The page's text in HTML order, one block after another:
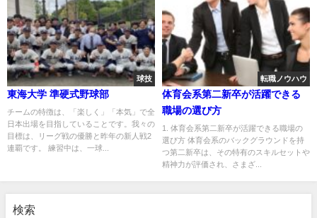
球技
東海大学 準硬式野球部
チームの特徴は、「楽しく」「本気」で全
日本出場を目指していることです。我々の
目標は、リーグ戦の優勝と昨年の新人戦2
連覇です。 練習中は、一球...
転職ノウハウ
体育会系第二新卒が活躍できる
職場の選び方
1. 体育会系第二新卒が活躍できる職場の
選び方 体育会系のバックグラウンドを持
つ第二新卒は、その特有のスキルセットや
精神力が評価され、さまざ...
検索